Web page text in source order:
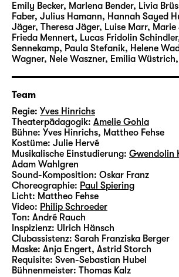
Emily Becker, Marlena Bender, Livia
Faber, Julius Hamann, Hannah Sayed
Jäger, Theresa Jäger, Luise Marr,
Frieda Mennert, Lucas Fridolin
Sennekamp, Paula Stefanik, Helene
Wagner, Nele Waszner, Emilia
Team
Regie: Yves Hinrichs
Theaterpädagogik: Amelie Gohla
Bühne: Yves Hinrichs, Mattheo Fehse
Kostüme: Julie Hervé
Musikalische Einstudierung: Gwendolin
Adam Wahlgren
Sound-Komposition: Oskar Franz
Choreographie: Paul Spiering
Licht: Mattheo Fehse
Video: Philip Schroeder
Ton: André Rauch
Inspizienz: Ulrich Hänsch
Clubassistenz: Sarah Franziska Berger
Maske: Anja Engert, Astrid Storch
Requisite: Sven-Sebastian Hubel
Bühnenmeister: Thomas Kalz